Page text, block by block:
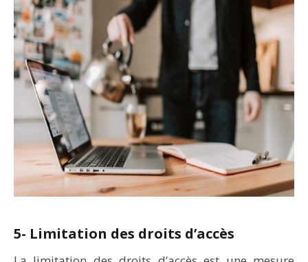
5- Limitation des droits d’accès